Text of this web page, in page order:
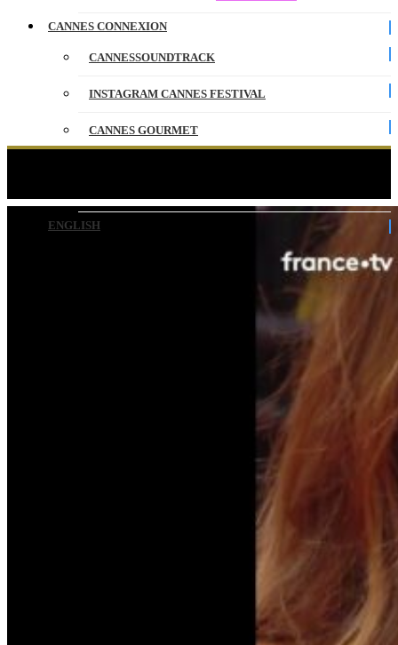
CANNES CONNEXION
CANNESSOUNDTRACK
INSTAGRAM CANNES FESTIVAL
CANNES GOURMET
ENGLISH